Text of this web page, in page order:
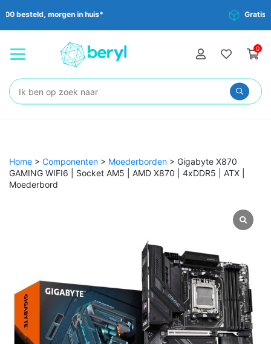
Gratis verzending vanaf €35,-
0
Zoeken:
Home > Componenten > Moederborden > Gigabyte X870
GAMING WIFI6 | Socket AM5 | AMD X870 | 4xDDR5 | ATX |
Moederbord